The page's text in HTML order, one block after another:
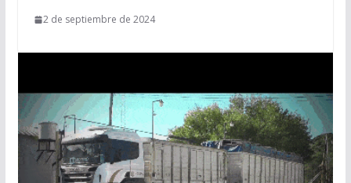
2 de septiembre de 2024